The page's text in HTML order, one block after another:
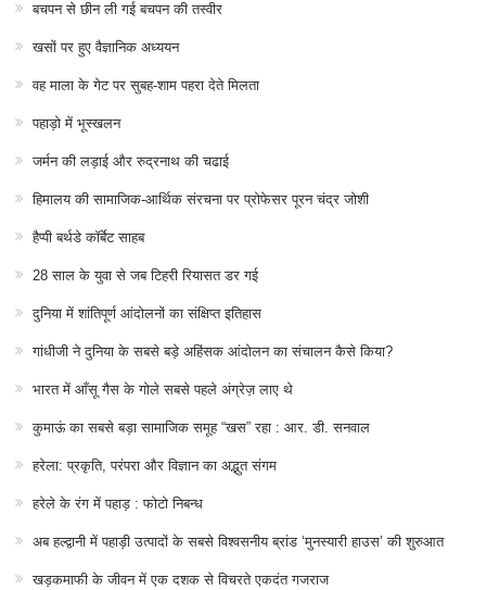
बचपन से छीन ली गई बचपन की तस्वीर
खसों पर हुए वैज्ञानिक अध्ययन
वह माला के गेट पर सुबह-शाम पहरा देते मिलता
पहाड़ो में भूस्खलन
जर्मन की लड़ाई और रुद्रनाथ की चढाई
हिमालय की सामाजिक-आर्थिक संरचना पर प्रोफेसर पूरन चंद्र जोशी
हैप्पी बर्थडे कॉर्बेट साहब
28 साल के युवा से जब टिहरी रियासत डर गई
दुनिया में शांतिपूर्ण आंदोलनों का संक्षिप्त इतिहास
गांधीजी ने दुनिया के सबसे बड़े अहिंसक आंदोलन का संचालन कैसे किया?
भारत में आँसू गैस के गोले सबसे पहले अंग्रेज़ लाए थे
कुमाऊं का सबसे बड़ा सामाजिक समूह “खस” रहा : आर. डी. सनवाल
हरेला: प्रकृति, परंपरा और विज्ञान का अद्भुत संगम
हरेले के रंग में पहाड़ : फोटो निबन्ध
अब हल्द्वानी में पहाड़ी उत्पादों के सबसे विश्वसनीय ब्रांड ‘मुनस्यारी हाउस’ की शुरुआत
खड़कमाफी के जीवन में एक दशक से विचरते एकदंत गजराज